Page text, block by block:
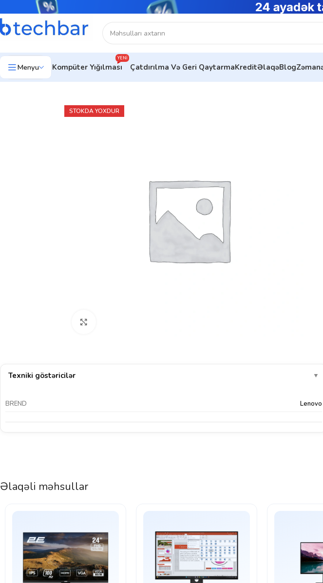
Menyu Kompüter Yığılması
YENI
Çatdırılma Və Geri QaytarmaKreditƏlaqəBlog
Ev Kompüter avadanlıqları
STOKDA YOXDUR
Texniki göstəricilər ▼
BREND Lenovo
Əlaqəli məhsullar